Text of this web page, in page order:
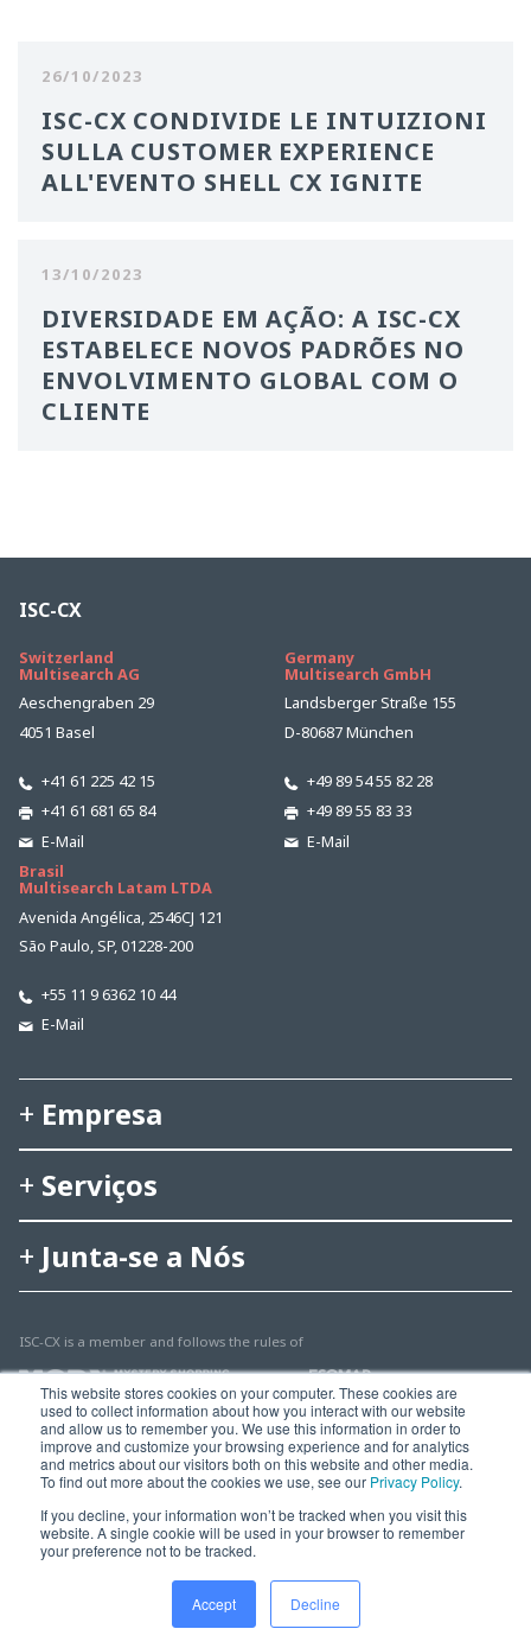
This website stores cookies on your computer. These cookies are
used to collect information about how you interact with our website
and allow us to remember you. We use this information in order to
improve and customize your browsing experience and for analytics
and metrics about our visitors both on this website and other media.
To find out more about the cookies we use, see our Privacy Policy.
If you decline, your information won’t be tracked when you visit this
website. A single cookie will be used in your browser to remember
your preference not to be tracked.
Accept Decline
26/10/2023
ISC-CX CONDIVIDE LE INTUIZIONI
SULLA CUSTOMER EXPERIENCE
ALL'EVENTO SHELL CX IGNITE
13/10/2023
DIVERSIDADE EM AÇÃO: A ISC-CX
ESTABELECE NOVOS PADRÕES NO
ENVOLVIMENTO GLOBAL COM O
CLIENTE
ISC-CX
Switzerland
Multisearch AG
Aeschengraben 29
4051 Basel
+41 61 225 42 15
+41 61 681 65 84
E-Mail
Germany
Multisearch GmbH
Landsberger Straße 155
D-80687 München
+49 89 54 55 82 28
+49 89 55 83 33
E-Mail
Brasil
Multisearch Latam LTDA
Avenida Angélica, 2546CJ 121
São Paulo, SP, 01228-200
+55 11 9 6362 10 44
E-Mail
Empresa
Serviços
Junta-se a Nós
ISC-CX is a member and follows the rules of
© 2025 Multisearch AG
Imprint, Legal & Privacy